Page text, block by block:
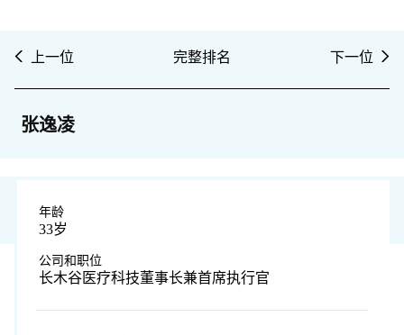
上一位 完整排名 下一位
张逸凌
年龄
33岁
公司和职位
长木谷医疗科技董事长兼首席执行官